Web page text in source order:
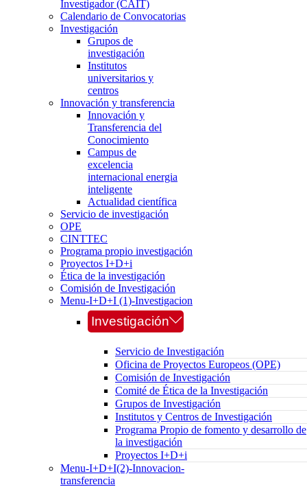
Investigador (CAIT)
Calendario de Convocatorias
Investigación
Grupos de
investigación
Institutos
universitarios y
centros
Innovación y transferencia
Innovación y
Transferencia del
Conocimiento
Campus de
excelencia
internacional energia
inteligente
Actualidad científica
Servicio de investigación
OPE
CINTTEC
Programa propio investigación
Proyectos I+D+i
Ética de la investigación
Comisión de Investigación
Menu-I+D+I (1)-Investigacion
Investigación
Servicio de Investigación
Oficina de Proyectos Europeos (OPE)
Comisión de Investigación
Comité de Ética de la Investigación
Grupos de Investigación
Institutos y Centros de Investigación
Programa Propio de fomento y desarrollo de
la investigación
Proyectos I+D+i
Menu-I+D+I(2)-Innovacion-
transferencia